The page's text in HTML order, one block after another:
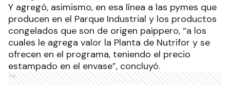
Y agregó, asimismo, en esa línea a las pymes que
producen en el Parque Industrial y los productos
congelados que son de origen paippero, “a los
cuales le agrega valor la Planta de Nutrifor y se
ofrecen en el programa, teniendo el precio
estampado en el envase”, concluyó.
Ads